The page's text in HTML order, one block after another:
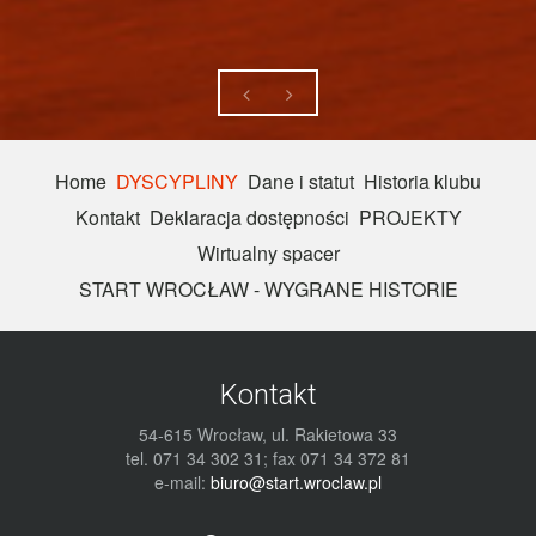
Home DYSCYPLINY Dane i statut Historia klubu
Kontakt Deklaracja dostępności PROJEKTY
Wirtualny spacer
START WROCŁAW - WYGRANE HISTORIE
Kontakt
54-615 Wrocław, ul. Rakietowa 33
tel. 071 34 302 31; fax 071 34 372 81
e-mail: biuro@start.wroclaw.pl